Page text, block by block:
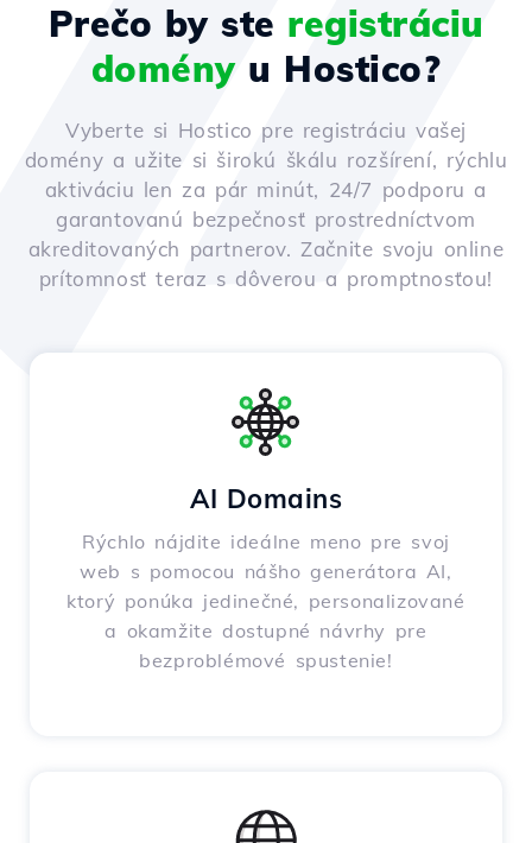
Prečo by ste registráciu
doményu Hostico?
Vyberte si Hostico pre registráciu vašej
domény a užite si širokú škálu rozšírení, rýchlu
aktiváciu len za pár minút, 24/7 podporu a
garantovanú bezpečnosť prostredníctvom
akreditovaných partnerov. Začnite svoju online
prítomnosť teraz s dôverou a promptnosťou!
AI Domains
Rýchlo nájdite ideálne meno pre svoj
web s pomocou nášho generátora AI,
ktorý ponúka jedinečné, personalizované
a okamžite dostupné návrhy pre
bezproblémové spustenie!